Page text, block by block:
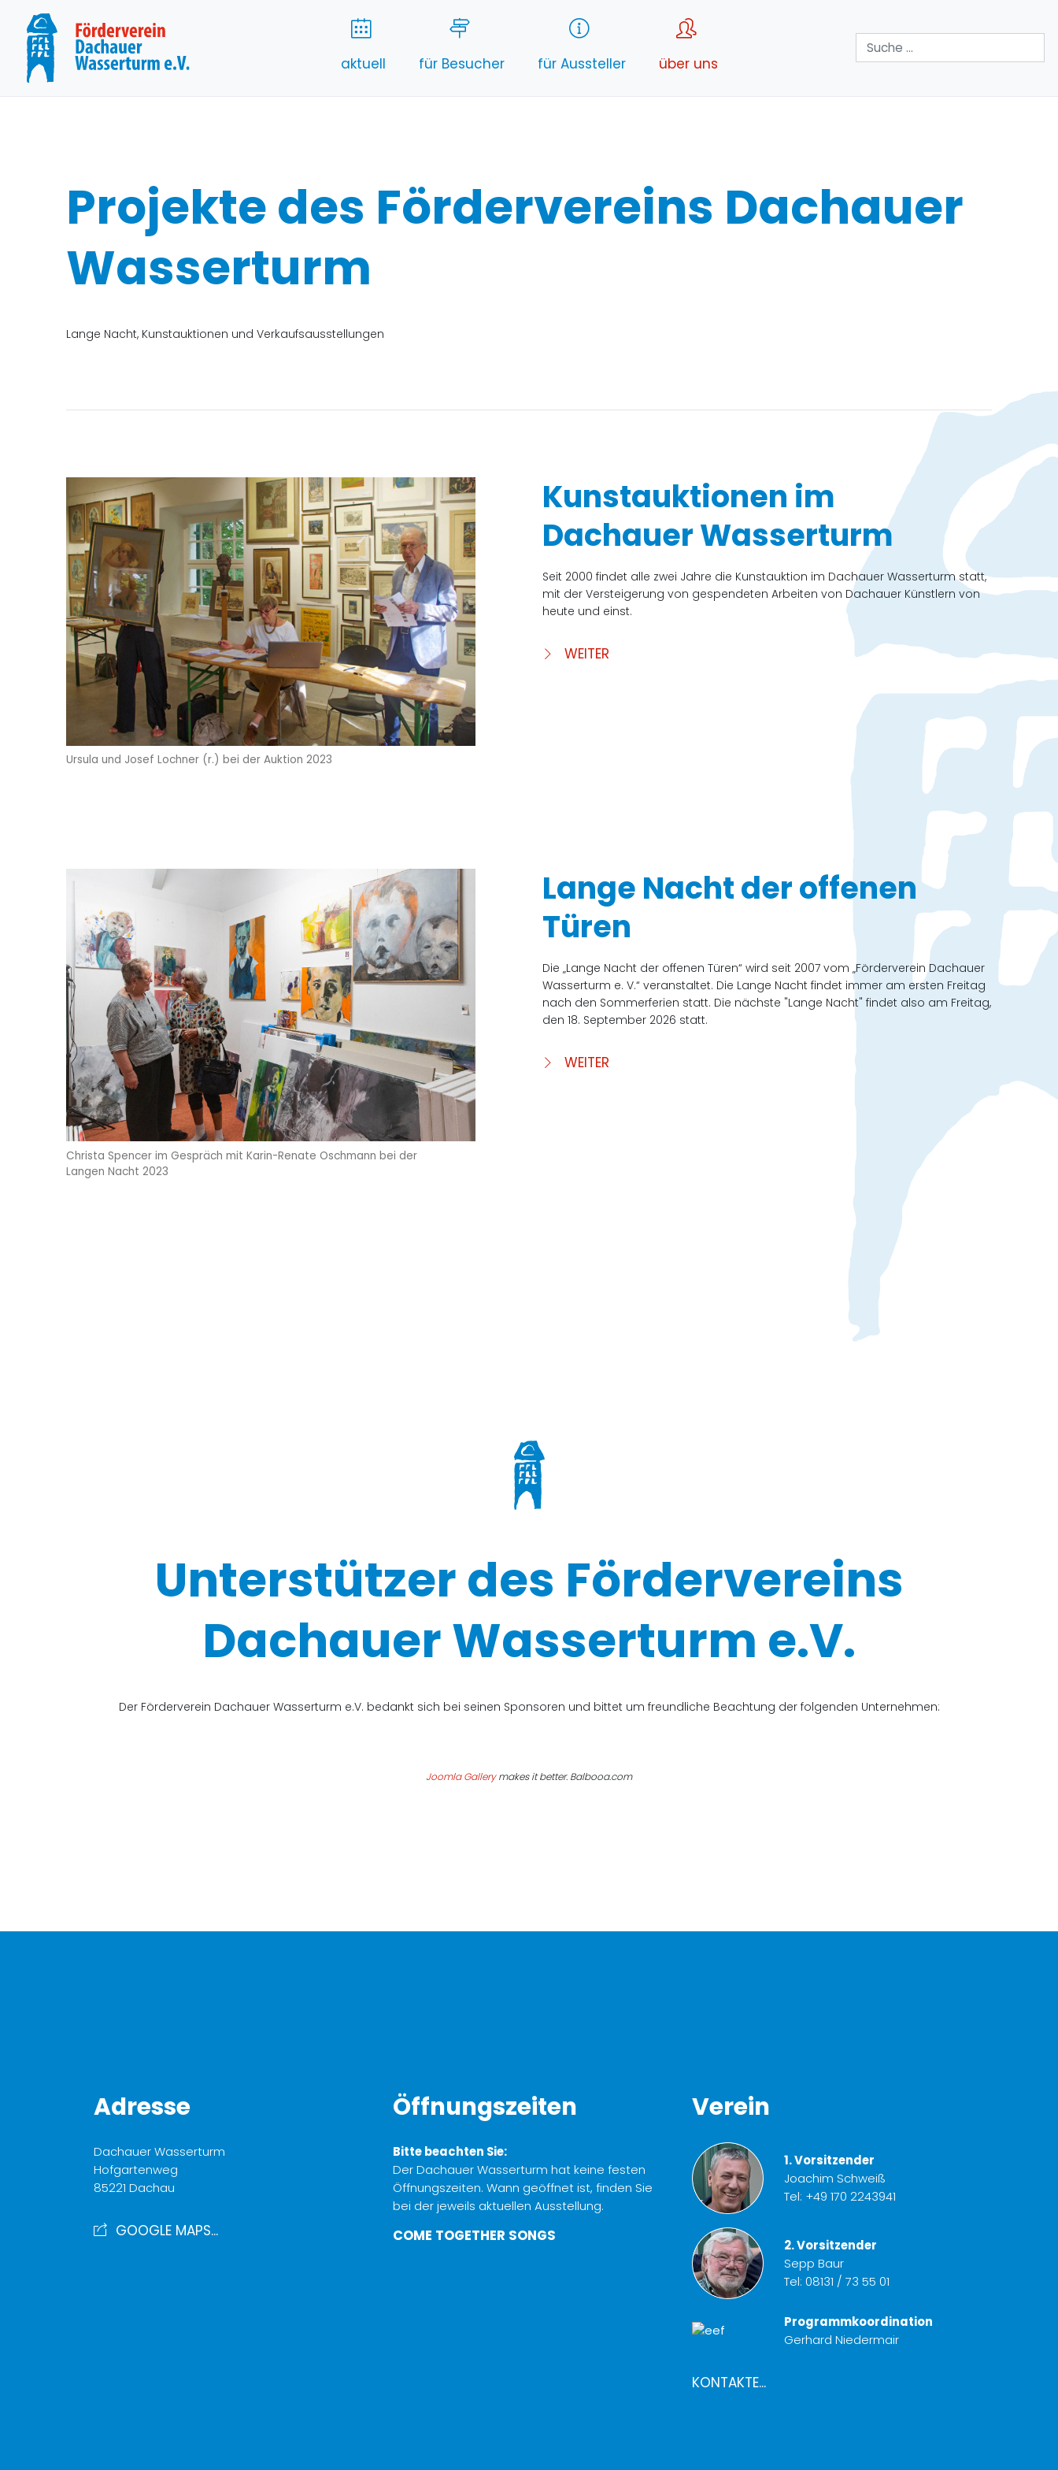
aktuell für Besucher für Aussteller über uns
Suchen
Projekte des Fördervereins Dachauer
Wasserturm
Lange Nacht, Kunstauktionen und Verkaufsausstellungen
Ursula und Josef Lochner (r.) bei der Auktion 2023
Kunstauktionen im
Dachauer Wasserturm
Seit 2000 findet alle zwei Jahre die Kunstauktion im Dachauer Wasserturm statt,
mit der Versteigerung von gespendeten Arbeiten von Dachauer Künstlern von
heute und einst.
WEITER
Christa Spencer im Gespräch mit Karin-Renate Oschmann bei der
Langen Nacht 2023
Lange Nacht der offenen
Türen
Die „Lange Nacht der offenen Türen“ wird seit 2007 vom „Förderverein Dachauer
Wasserturm e. V.“ veranstaltet. Die Lange Nacht findet immer am ersten Freitag
nach den Sommerferien statt. Die nächste "Lange Nacht" findet also am Freitag,
den 18. September 2026 statt.
WEITER
Unterstützer des Fördervereins
Dachauer Wasserturm e.V.
Der Förderverein Dachauer Wasserturm e.V. bedankt sich bei seinen Sponsoren und bittet um freundliche Beachtung der folgenden Unternehmen:
Joomla Gallerymakes it better. Balbooa.com
Adresse
Dachauer Wasserturm
Hofgartenweg
85221 Dachau
GOOGLE MAPS...
Öffnungszeiten
Bitte beachten Sie:
Der Dachauer Wasserturm hat keine festen
Öffnungszeiten. Wann geöffnet ist, finden Sie
bei der jeweils aktuellen Ausstellung.
COME TOGETHER SONGS
Verein
1. Vorsitzender
Joachim Schweiß
Tel: +49 170 2243941
2. Vorsitzender
Sepp Baur
Tel: 08131 / 73 55 01
Programmkoordination
Gerhard Niedermair
KONTAKTE...